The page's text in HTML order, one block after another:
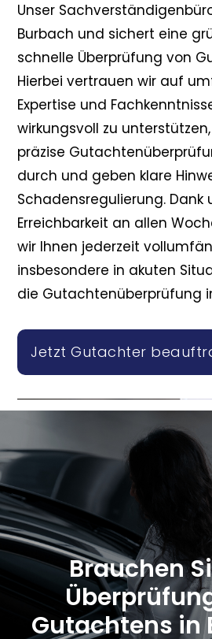
Unser
Burbach und sichert eine
schnelle Überprüfung von
Hierbei vertrauen wir auf
Expertise und
wirkungsvoll zu
präzise
durch und geben klare
Schadensregulierung. Dank
Erreichbarkeit an allen
wir Ihnen jederzeit
insbesondere in akuten
die Gutachtenüberprüfung
Jetzt Gutachter
Brauchen
Gutachtens in